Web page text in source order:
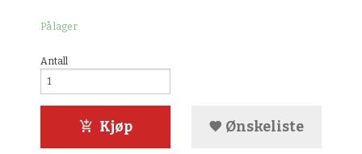
På lager
Antall
Kjøp Ønskeliste